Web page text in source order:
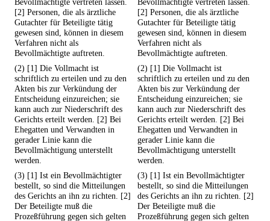
Bevollmächtigte vertreten lassen.
[2] Personen, die als ärztliche
Gutachter für Beteiligte tätig
gewesen sind, können in diesem
Verfahren nicht als
Bevollmächtigte auftreten.
Bevollmächtigte vertreten lassen.
[2] Personen, die als ärztliche
Gutachter für Beteiligte tätig
gewesen sind, können in diesem
Verfahren nicht als
Bevollmächtigte auftreten.
(2) [1] Die Vollmacht ist
schriftlich zu erteilen und zu den
Akten bis zur Verkündung der
Entscheidung einzureichen; sie
kann auch zur Niederschrift des
Gerichts erteilt werden. [2] Bei
Ehegatten und Verwandten in
gerader Linie kann die
Bevollmächtigung unterstellt
werden.
(2) [1] Die Vollmacht ist
schriftlich zu erteilen und zu den
Akten bis zur Verkündung der
Entscheidung einzureichen; sie
kann auch zur Niederschrift des
Gerichts erteilt werden. [2] Bei
Ehegatten und Verwandten in
gerader Linie kann die
Bevollmächtigung unterstellt
werden.
(3) [1] Ist ein Bevollmächtigter
bestellt, so sind die Mitteilungen
des Gerichts an ihn zu richten. [2]
Der Beteiligte muß die
Prozeßführung gegen sich gelten
(3) [1] Ist ein Bevollmächtigter
bestellt, so sind die Mitteilungen
des Gerichts an ihn zu richten. [2]
Der Beteiligte muß die
Prozeßführung gegen sich gelten